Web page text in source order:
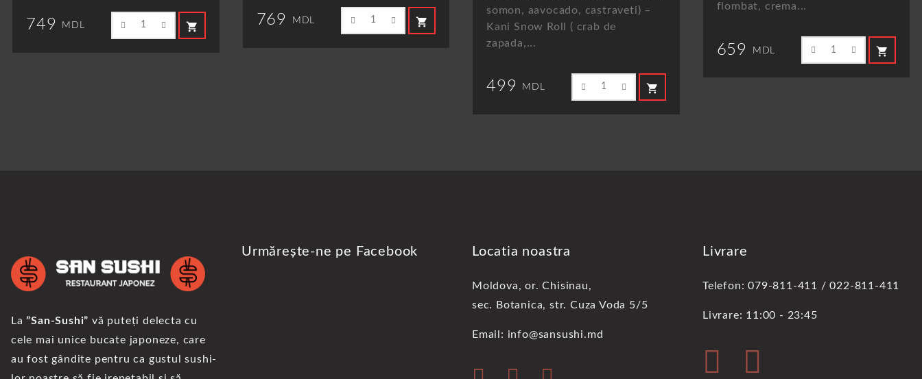
749 MDL shopping_cart 769 MDL shopping_cart
somon, aavocado, castraveti) –
Kani Snow Roll ( crab de
zapada,...
499 MDL shopping_cart
flombat, crema...
659 MDL shopping_cart
La”San-Sushi” vă puteți delecta cu
cele mai unice bucate japoneze, care
au fost gândite pentru ca gustul sushi-
Urmărește-ne pe Facebook Locatia noastra
Moldova, or. Chisinau,
sec. Botanica, str. Cuza Voda 5/5
Email: info@sansushi.md
Livrare
Telefon: 079-811-411 / 022-811-411
Livrare: 11:00 - 23:45